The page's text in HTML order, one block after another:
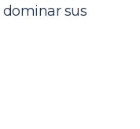
dominarsus